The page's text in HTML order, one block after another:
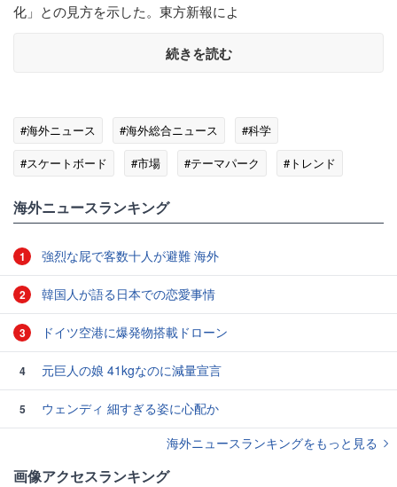
化」との見方を示した。東方新報によ
続きを読む
#海外ニュース #海外総合ニュース
#科学
#スケートボード
#市場 #テーマパーク
#トレンド
海外ニュースランキング
1 強烈な屁で客数十人が避難 海外
2 韓国人が語る日本での恋愛事情
3 ドイツ空港に爆発物搭載ドローン
4 元巨人の娘 41kgなのに減量宣言
5
ウェンディ 細すぎる姿に心配か
海外ニュースランキングをもっと見る
画像アクセスランキング